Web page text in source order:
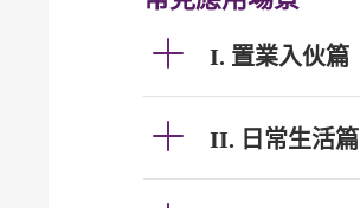
I. 置業入伙篇
II. 日常生活篇